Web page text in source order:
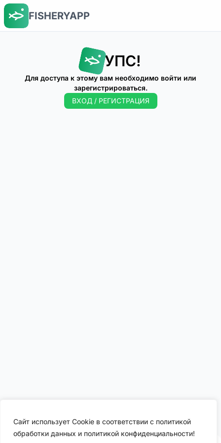
Сайт использует Cookie в соответствии с политикой
обработки данных и политикой конфиденциальности!
FISHERYAPP
УПС!
Для доступа к этому вам необходимо войти или
зарегистрироваться.
ВХОД / РЕГИСТРАЦИЯ